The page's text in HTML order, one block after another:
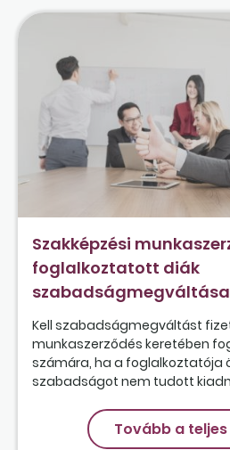
Szakképzési
foglalkoztatott diák
szabadságmegváltása
Kell szabadságmegváltást
munkaszerződés keretében
számára, ha a foglalkoztatója
szabadságot nem tudott
Tovább a